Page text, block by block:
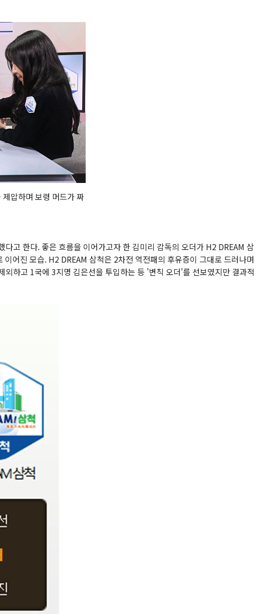
압하며 보령 머드가 짜
고 한다. 좋은 흐름을 이어가고자 한 김미리 감독의 오더가 H2 DREAM 삼
어진 모습. H2 DREAM 삼척은 2차전 역전패의 후유증이 그대로 드러나며
하고 1국에 3지명 김은선을 투입하는 등 '변칙 오더'를 선보였지만 결과적